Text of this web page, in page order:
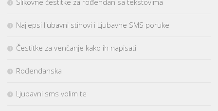
Slikovne čestitke za rođendan sa tekstovima
Najlepsi ljubavni stihovi i Ljubavne SMS poruke
Čestitke za venčanje kako ih napisati
Rođendanska
Ljubavni sms volim te